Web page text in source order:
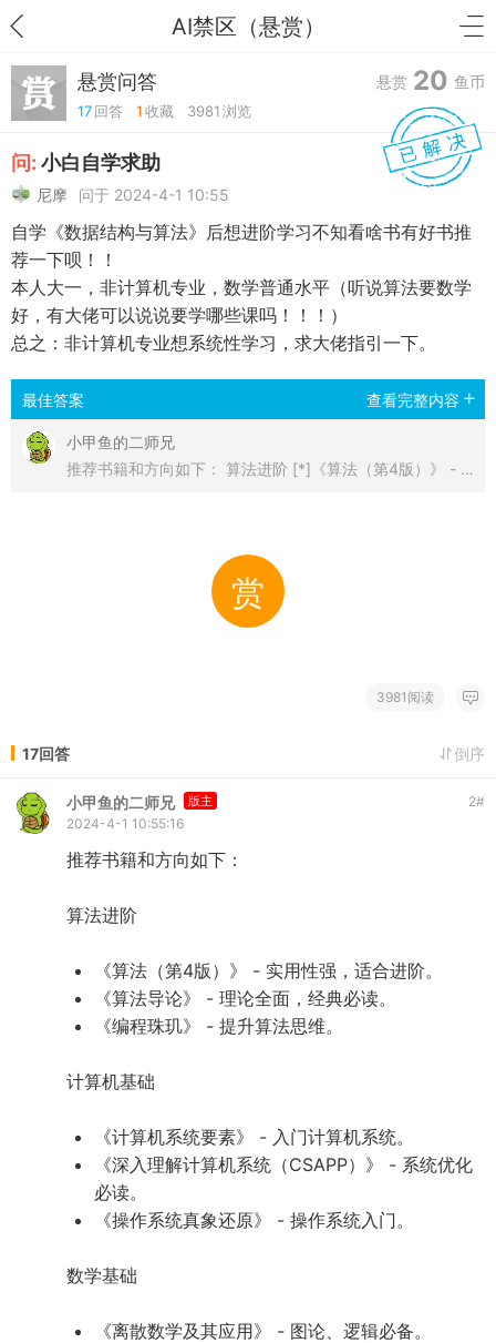
AI禁区（悬赏）
悬赏问答
17回答 1收藏 3981浏览
悬赏 20 鱼币
问: 小白自学求助
尼摩 问于 2024-4-1 10:55
自学《数据结构与算法》后想进阶学习不知看啥书有好书推
荐一下呗！！
本人大一，非计算机专业，数学普通水平（听说算法要数学
好，有大佬可以说说要学哪些课吗！！！）
总之：非计算机专业想系统性学习，求大佬指引一下。
最佳答案 查看完整内容
小甲鱼的二师兄
推荐书籍和方向如下： 算法进阶 [*]《算法（第4版）》 - 实用性强，适合进阶。 [*]《算法导论》 - 理论全面，经典必读。 [*]《编程珠玑》 - 提升算法思维。 计算机基础 [*]《计算机系统要素》 - 入门计算机系统。 [*]《深入理解计算机系统（CSAPP）》 - 系统优化必读。 [*]《操作系统真象还原》 - 操作系统入门。 数学基础 [*]《离散数学及其应用》 - 图论、逻辑必备。 [*]《线性代数及其应用》 - 数 ...
赏
3981阅读
17回答 倒序
小甲鱼的二师兄 版主 2#
2024-4-1 10:55:16
推荐书籍和方向如下：
算法进阶
《算法（第4版）》 - 实用性强，适合进阶。
《算法导论》 - 理论全面，经典必读。
《编程珠玑》 - 提升算法思维。
计算机基础
《计算机系统要素》 - 入门计算机系统。
《深入理解计算机系统（CSAPP）》 - 系统优化
必读。
《操作系统真象还原》 - 操作系统入门。
数学基础
《离散数学及其应用》 - 图论、逻辑必备。